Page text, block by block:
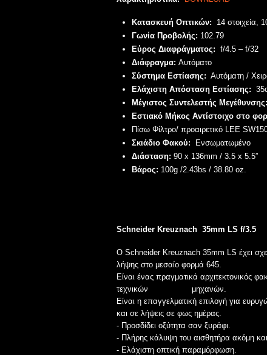
Κατασκευή Οπτικών:
14 στοιχεία,
Γωνία Προβολής: 102.79
Εύρος Διαφράγματος: f/4.5 – f/32
Διάφραγμα: Αυτόματο
Σύστημα Εστίασης: Αυτόματη /
Ελάχιστη Απόσταση Εστίασης:
Μέγιστος Συντελεστής Μεγέθυνσης:
Εστιακό Μήκος Αντίστοιχο στο
Πίσω Φίλτρο/ προαιρετικό LEE
Σκιάδιο Φακού: Ενσωματωμένο
Διάσταση: 90 x 136mm / 3.5 x 5.5”
Βάρος: 100g /2.43bs / 38.80 oz.
Schneider Kreuznach 35mm LS f/3.5
Ο Schneider Kreuznach 35mm LS έχει
λήψης στο μεσαίο φορμά 645.
Είναι ένας πραγματικά αρχιτεκτονικός
τεχνικών μηχανών.
Είναι η επαγγελματική επιλογή για
και σε λήψεις σε φως ημέρας.
- Προσδίδει οξύτητα σαν ξυράφι.
- Πλήρης κάλυψη του αισθητήρα ακόμη
- Ελάχιστη οπτική παραμόρφωση.